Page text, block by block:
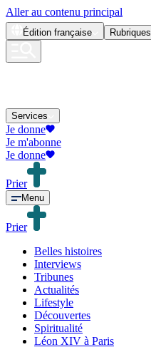
Aller au contenu principal
Édition française Rubriques
Services
Je donne
Je m'abonne
Je donne
Prier
Menu
Prier
Belles histoires
Interviews
Tribunes
Actualités
Lifestyle
Découvertes
Spiritualité
Léon XIV à Paris